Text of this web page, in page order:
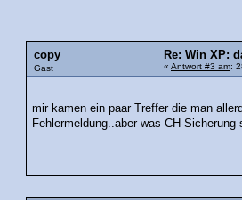
copy
Gast
Re: Win XP:
« Antwort #3 am:
mir kamen ein paar Treffer die man
Fehlermeldung..aber was CH-